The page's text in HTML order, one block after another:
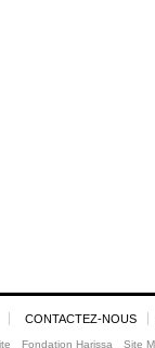
CONTACTEZ-NOUS
Fondation Harissa Site